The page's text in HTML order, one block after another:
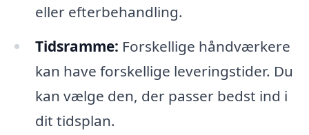
eller efterbehandling.
Tidsramme: Forskellige håndværkere
kan have forskellige leveringstider. Du
kan vælge den, der passer bedst ind i
dit tidsplan.